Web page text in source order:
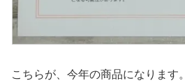
こちらが、今年の商品になります。